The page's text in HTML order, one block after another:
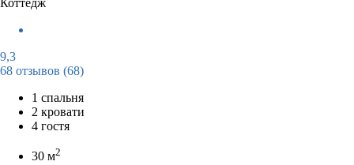
9,3
68 отзывов (68)
1 спальня
2 кровати
4 гостя
30 м2